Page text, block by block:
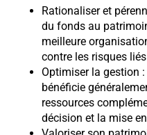
Rationaliser et
du fonds au
meilleure
contre les risques
Optimiser la gestion
bénéficie
ressources
décision et la mise